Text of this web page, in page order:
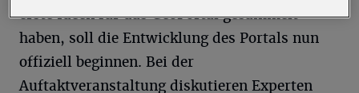
erste Ideen für das GeoPortal gesammelt
haben, soll die Entwicklung des Portals nun
offiziell beginnen. Bei der
Auftaktveranstaltung diskutieren Experten